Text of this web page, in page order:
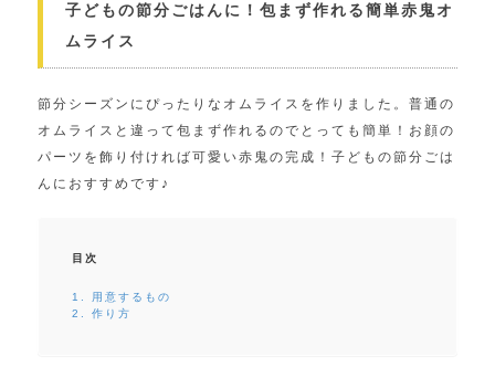
子どもの節分ごはんに！包まず作れる簡単赤鬼オ
ムライス
節分シーズンにぴったりなオムライスを作りました。普通の
オムライスと違って包まず作れるのでとっても簡単！お顔の
パーツを飾り付ければ可愛い赤鬼の完成！子どもの節分ごは
んにおすすめです♪
目次
1. 用意するもの
2. 作り方